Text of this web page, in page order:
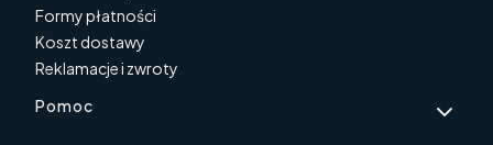
Formy płatności
Koszt dostawy
Reklamacje i zwroty
Pomoc